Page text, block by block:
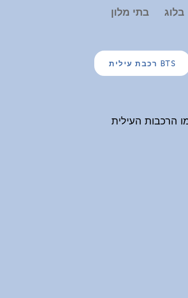
בתי מלון בלוג
רכבת עילית BTS
הרכבות העילית